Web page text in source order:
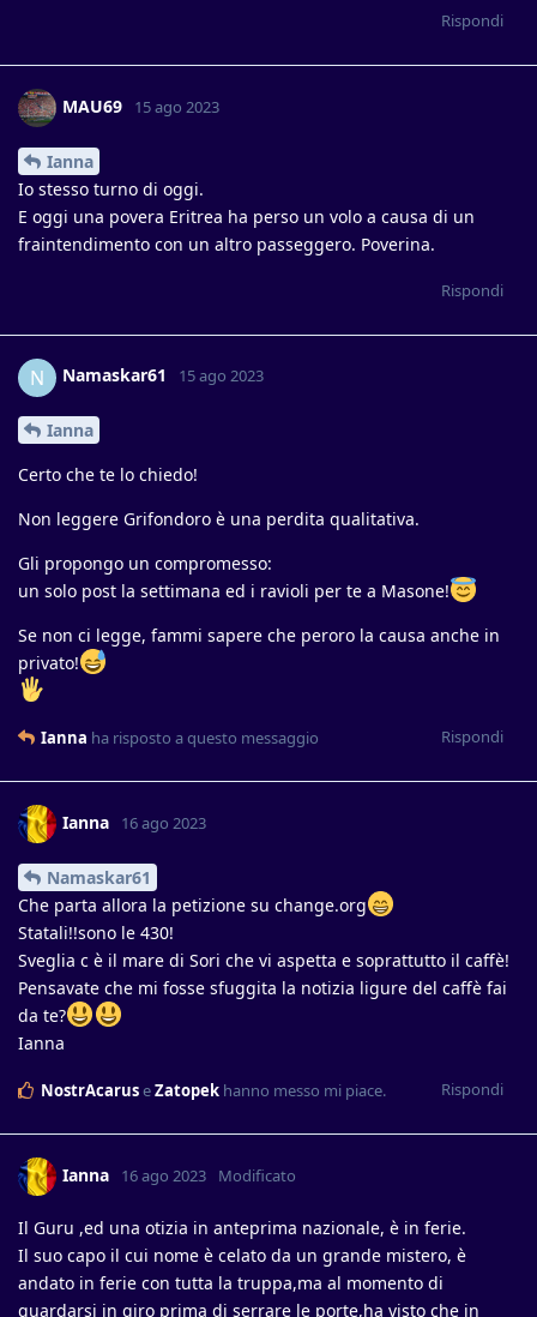
Rispondi
MAU69 15 ago 2023
Ianna
Io stesso turno di oggi.
E oggi una povera Eritrea ha perso un volo a causa di un
fraintendimento con un altro passeggero. Poverina.
Rispondi
N Namaskar61 15 ago 2023
Ianna
Certo che te lo chiedo!
Non leggere Grifondoro è una perdita qualitativa.
Gli propongo un compromesso:
un solo post la settimana ed i ravioli per te a Masone!
Se non ci legge, fammi sapere che peroro la causa anche in
privato!
Rispondi
Ianna ha risposto a questo messaggio
Ianna 16 ago 2023
Namaskar61
Che parta allora la petizione su change.org
Statali!!sono le 430!
Sveglia c è il mare di Sori che vi aspetta e soprattutto il caffè!
Pensavate che mi fosse sfuggita la notizia ligure del caffè fai
da te?
Ianna
Rispondi
NostrAcaruseZatopek hanno messo mi piace.
Ianna 16 ago 2023 Modificato
Il Guru ,ed una otizia in anteprima nazionale, è in ferie.
Il suo capo il cui nome è celato da un grande mistero, è
andato in ferie con tutta la truppa,ma al momento di
guardarsi in giro prima di serrare le porte,ha visto che in